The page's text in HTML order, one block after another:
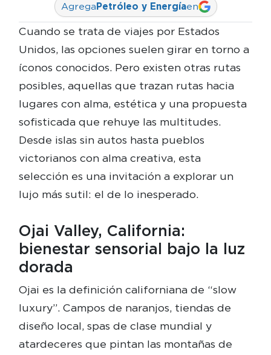
AgregaPetróleo y Energíaen
Cuando se trata de viajes por Estados
Unidos, las opciones suelen girar en torno a
íconos conocidos. Pero existen otras rutas
posibles, aquellas que trazan rutas hacia
lugares con alma, estética y una propuesta
sofisticada que rehuye las multitudes.
Desde islas sin autos hasta pueblos
victorianos con alma creativa, esta
selección es una invitación a explorar un
lujo más sutil: el de lo inesperado.
Ojai Valley, California:
bienestar sensorial bajo la luz
dorada
Ojai es la definición californiana de “slow
luxury”. Campos de naranjos, tiendas de
diseño local, spas de clase mundial y
atardeceres que pintan las montañas de